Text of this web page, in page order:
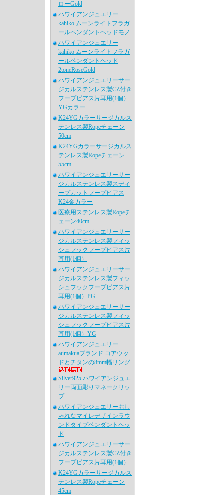
ローGold
ハワイアンジュエリー
kahiko ムーンライトフラガ
ールペンダントヘッドモノ
ハワイアンジュエリー
kahiko ムーンライトフラガ
ールペンダントヘッド
2toneRoseGold
ハワイアンジュエリーサー
ジカルステンレス製CZ付き
フープピアス片耳用(1個）
YGカラー
K24YGカラーサージカルス
テンレス製Ropeチェーン
50cm
K24YGカラーサージカルス
テンレス製Ropeチェーン
55cm
ハワイアンジュエリーサー
ジカルステンレス製スディ
ープカットフープピアス
K24金カラー
医療用ステンレス製Ropeチ
ェーン40cm
ハワイアンジュエリーサー
ジカルステンレス製フィッ
シュフックフープピアス片
耳用(1個）
ハワイアンジュエリーサー
ジカルステンレス製フィッ
シュフックフープピアス片
耳用(1個）PG
ハワイアンジュエリーサー
ジカルステンレス製フィッ
シュフックフープピアス片
耳用(1個）YG
ハワイアンジュエリー
aumakuaブランド コアウッ
ドとチタンの8mm幅リング
Silver925 ハワイアンジュエ
リー両面彫りマネークリッ
プ
ハワイアンジュエリーおし
ゃれなマイレデザインラウ
ンドタイプペンダントヘッ
ド
ハワイアンジュエリーサー
ジカルステンレス製CZ付き
フープピアス片耳用(1個）
K24YGカラーサージカルス
テンレス製Ropeチェーン
45cm